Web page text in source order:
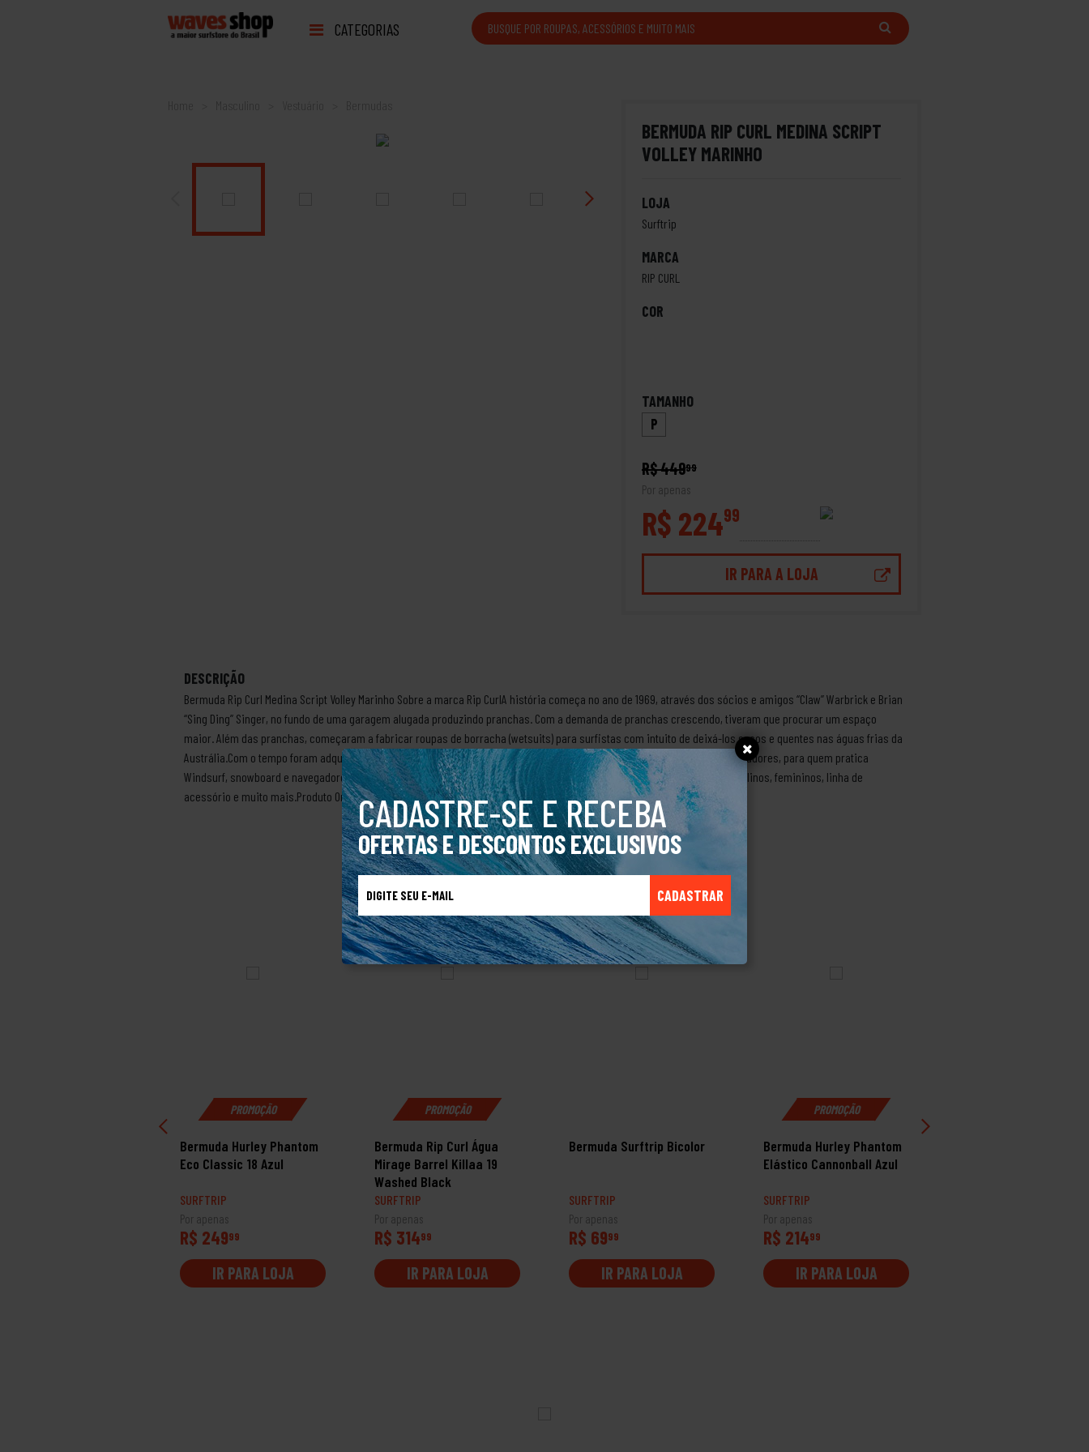
CADASTRE-SE E RECEBA
OFERTAS E DESCONTOS EXCLUSIVOS
CADASTRAR
CATEGORIAS
Home Bermudas
BERMUDA RIP CURL MEDINA SCRIPT
VOLLEY MARINHO
LOJA
Surftrip
MARCA
RIP CURL
COR
TAMANHO
P
R$ 44999
Por apenas
R$ 22499
IR PARA A LOJA
DESCRIÇÃO
Bermuda Rip Curl Medina Script Volley Marinho Sobre a marca Rip CurlA história começa no ano de 1969, através dos sócios e amigos “Claw” Warbrick e Brian
“Sing Ding” Singer, no fundo de uma garagem alugada produzindo pranchas. Com a demanda de pranchas crescendo, tiveram que procurar um espaço
maior. Além das pranchas, começaram a fabricar roupas de borracha (wetsuits) para surfistas com intuito de deixá-los secos e quentes nas águas frias da
Austrália.Com o tempo foram adquirindo técnicas e aperfeiçoando suas criações, passando a produzir roupas para esquiadores, para quem pratica
Windsurf, snowboard e navegadores, ampliando seu mercado. Eles não pararam por aí, criaram linhas de produtos masculinos, femininos, linha de
acessório e muito mais.Produto Original.
TALVEZ VOCÊ TAMBÉM GOSTE
PROMOÇÃO
Bermuda Hurley Phantom
Eco Classic 18 Azul
SURFTRIP
Por apenas
R$ 24999
IR PARA LOJA
PROMOÇÃO
Bermuda Rip Curl Água
Mirage Barrel Killaa 19
Washed Black
SURFTRIP
Por apenas
R$ 31499
IR PARA LOJA
Bermuda Surftrip Bicolor
SURFTRIP
Por apenas
R$ 6999
IR PARA LOJA
PROMOÇÃO
Bermuda Hurley Phantom
Elástico Cannonball Azul
SURFTRIP
Por apenas
R$ 21499
IR PARA LOJA